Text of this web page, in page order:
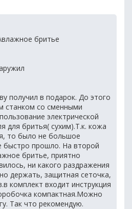
бритье
получил в подарок. До этого
станком со сменными
электрической
для бритья( сухим).Т.к. кожа
то было не большое
быстро прошло. На второй
бритье, приятно
ни какого раздражения
держать, защитная сеточка,
комплект входит инструкция
компактная.Можно
Так что рекомендую.